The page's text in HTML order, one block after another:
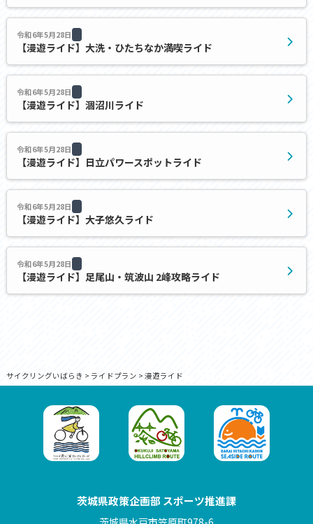
令和6年5月28日
【漫遊ライド】大洗・ひたちなか満喫ライド
令和6年5月28日
【漫遊ライド】涸沼川ライド
令和6年5月28日
【漫遊ライド】日立パワースポットライド
令和6年5月28日
【漫遊ライド】大子悠久ライド
令和6年5月28日
【漫遊ライド】足尾山・筑波山 2峰攻略ライド
サイクリングいばらき > ライドプラン > 漫遊ライド
茨城県政策企画部 スポーツ推進課